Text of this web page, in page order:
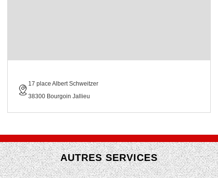
17 place Albert Schweitzer
38300 Bourgoin Jallieu
AUTRES SERVICES